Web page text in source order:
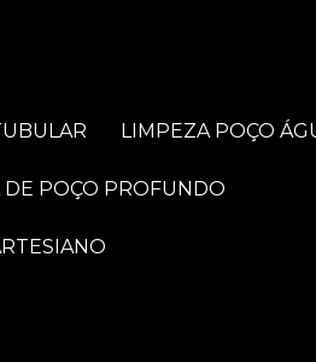
LIMPEZA POÇO
DE POÇO PROFUNDO